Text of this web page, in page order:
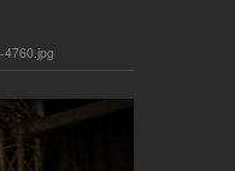
4760.jpg